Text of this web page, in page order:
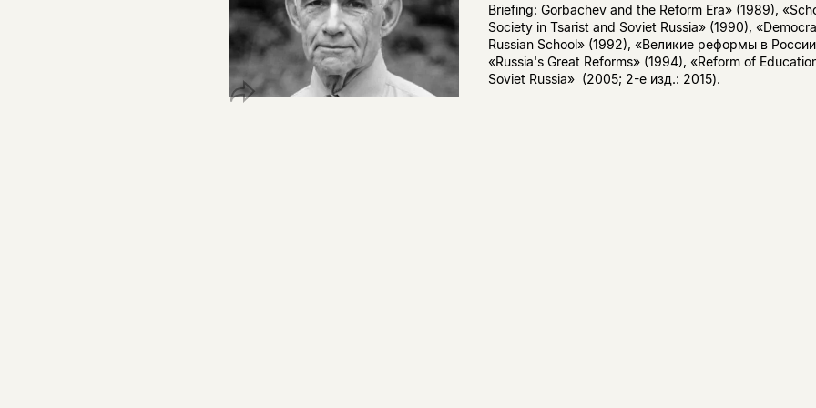
Briefing: Gorbachev and the Reform Era» (1989),
Society in Tsarist and Soviet Russia» (1990),
Russian School» (1992), «Великие реформы в
«Russia's Great Reforms» (1994), «Reform of
Soviet Russia» (2005; 2-е изд.: 2015).